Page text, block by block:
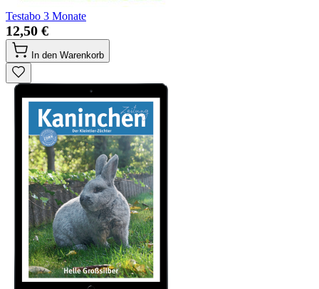
Testabo 3 Monate
12,50 €
In den Warenkorb